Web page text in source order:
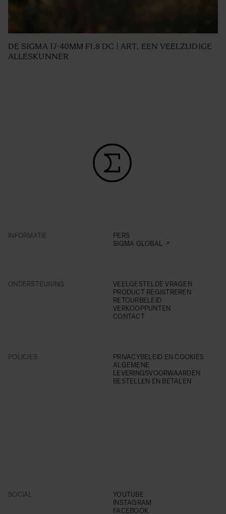
DE SIGMA 17-40MM F1.8 DC | ART, EEN VEELZIJDIGE
ALLESKUNNER
INFORMATIE
PERS
SIGMA GLOBAL
ONDERSTEUNING
VEELGESTELDE VRAGEN
PRODUCT REGISTREREN
RETOURBELEID
VERKOOPPUNTEN
CONTACT
POLICIES
PRIVACYBELEID EN COOKIES
ALGEMENE
LEVERINGSVOORWAARDEN
BESTELLEN EN BETALEN
SOCIAL
YOUTUBE
INSTAGRAM
FACEBOOK